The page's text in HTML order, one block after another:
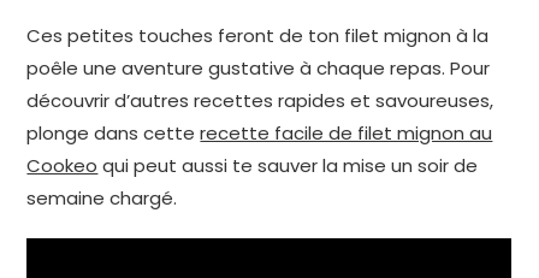
Ces petites touches feront de ton filet mignon à la
poêle une aventure gustative à chaque repas. Pour
découvrir d’autres recettes rapides et savoureuses,
plonge dans cetterecette facile de filet mignon au
Cookeo qui peut aussi te sauver la mise un soir de
semaine chargé.